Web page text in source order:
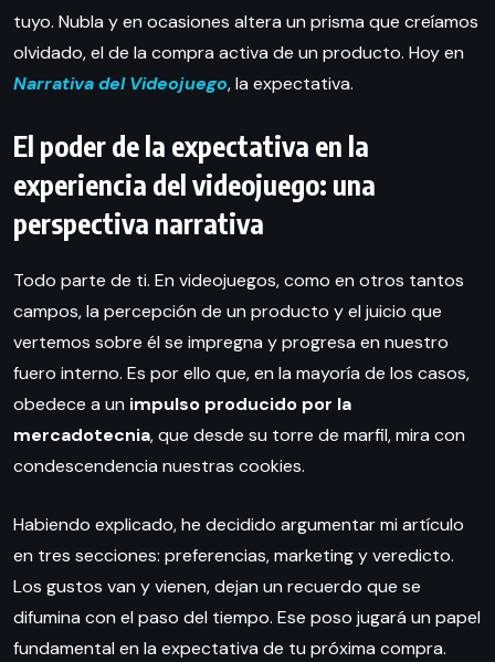
tuyo. Nubla y en ocasiones altera un prisma que creíamos
olvidado, el de la compra activa de un producto. Hoy en
Narrativa del Videojuego, la expectativa.
El poder de la expectativa en la
experiencia del videojuego: una
perspectiva narrativa
Todo parte de ti. En videojuegos, como en otros tantos
campos, la percepción de un producto y el juicio que
vertemos sobre él se impregna y progresa en nuestro
fuero interno. Es por ello que, en la mayoría de los casos,
obedece a un impulso producido por la
mercadotecnia, que desde su torre de marfil, mira con
condescendencia nuestras cookies.
Habiendo explicado, he decidido argumentar mi artículo
en tres secciones: preferencias, marketing y veredicto.
Los gustos van y vienen, dejan un recuerdo que se
difumina con el paso del tiempo. Ese poso jugará un papel
fundamental en la expectativa de tu próxima compra.